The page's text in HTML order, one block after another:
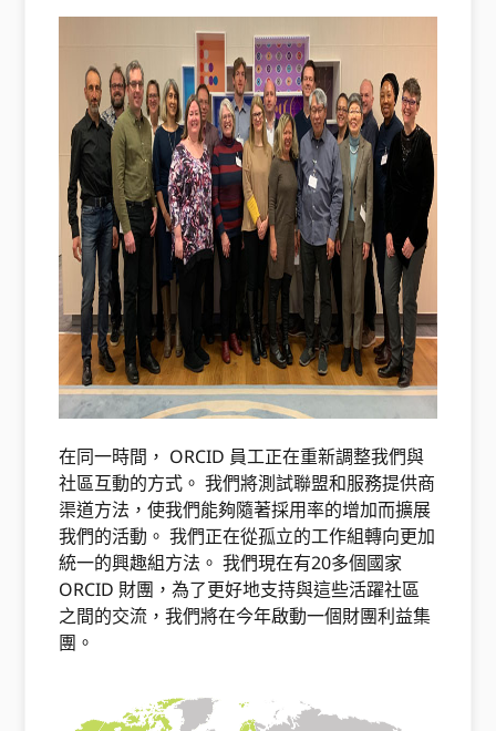
在同一時間， ORCID 員工正在重新調整我們與
社區互動的方式。 我們將測試聯盟和服務提供商
渠道方法，使我們能夠隨著採用率的增加而擴展
我們的活動。 我們正在從孤立的工作組轉向更加
統一的興趣組方法。 我們現在有20多個國家
ORCID 財團，為了更好地支持與這些活躍社區
之間的交流，我們將在今年啟動一個財團利益集
團。